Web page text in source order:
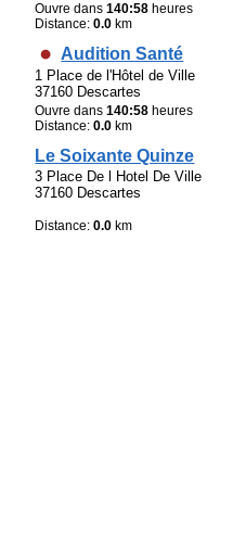
Ouvre dans140:58 heures
Distance:0.0 km
Audition Santé
1 Place de l'Hôtel de Ville
37160 Descartes
Ouvre dans140:58 heures
Distance:0.0 km
Le Soixante Quinze
3 Place De l Hotel De Ville
37160 Descartes
Distance:0.0 km